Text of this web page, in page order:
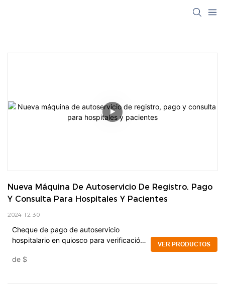
Nueva Máquina De Autoservicio De Registro, Pago
Y Consulta Para Hospitales Y Pacientes
2024-12-30
Cheque de pago de autoservicio
hospitalario en quiosco para verificación
de $
VER PRODUCTOS